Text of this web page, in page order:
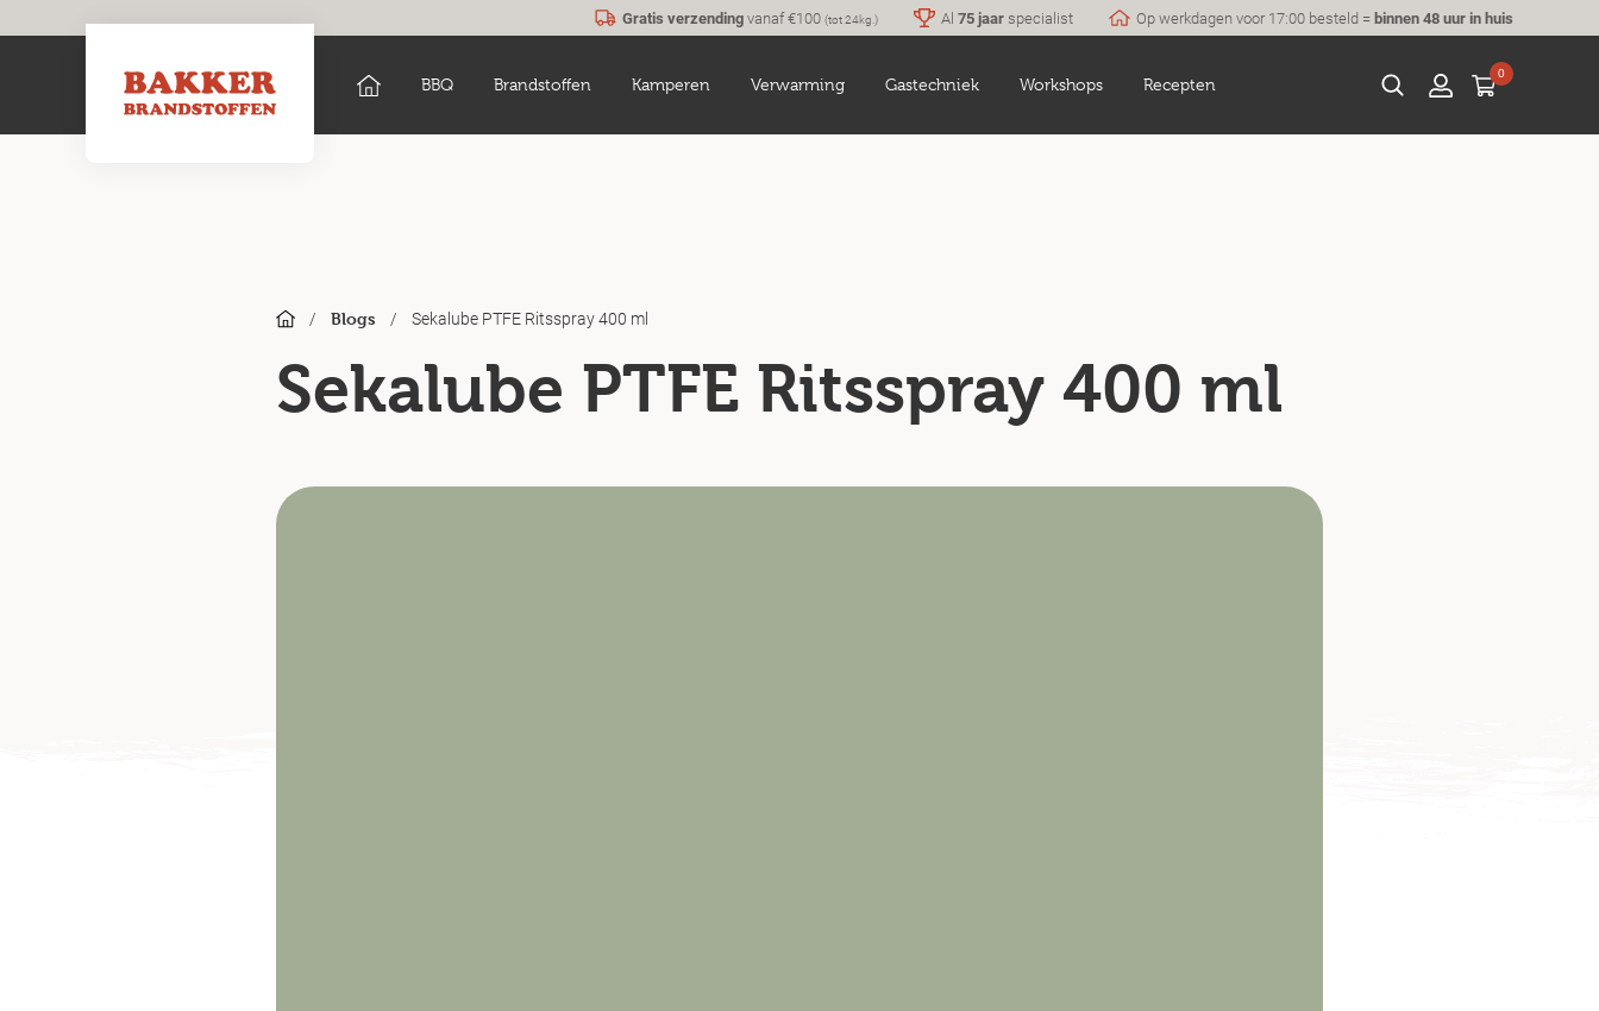
Gratis verzendingvanaf €100 (tot 24kg.) Al 75 jaarspecialist Op werkdagen voor 17:00 besteld =binnen 48 uur in huis
BBQ Brandstoffen Kamperen Verwarming Gastechniek Workshops Recepten
0
/ Blogs / Sekalube PTFE Ritsspray 400 ml
Sekalube PTFE Ritsspray 400 ml